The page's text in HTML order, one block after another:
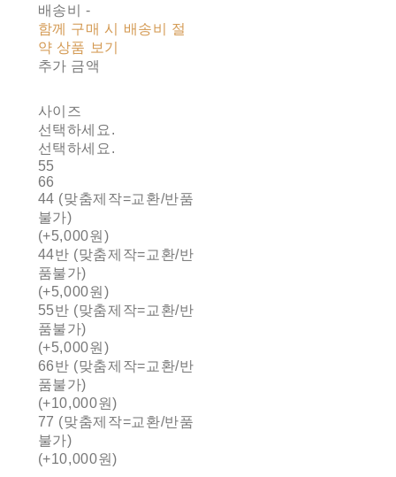
배송비-
함께 구매 시 배송비 절
약 상품 보기
추가 금액
사이즈
선택하세요.
선택하세요.
55
66
44 (맞춤제작=교환/반품
불가)
(+5,000원)
44반 (맞춤제작=교환/반
품불가)
(+5,000원)
55반 (맞춤제작=교환/반
품불가)
(+5,000원)
66반 (맞춤제작=교환/반
품불가)
(+10,000원)
77 (맞춤제작=교환/반품
불가)
(+10,000원)